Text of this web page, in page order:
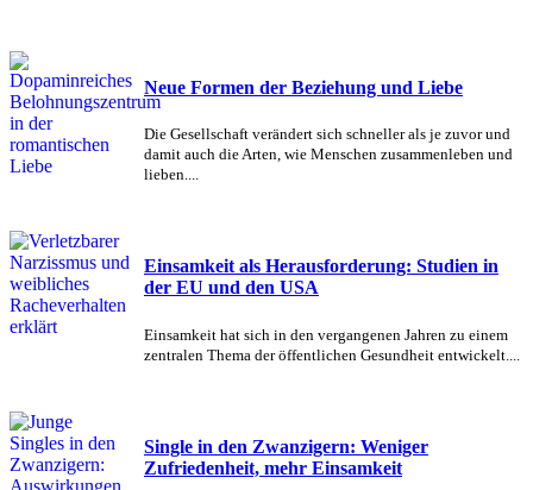
Neue Formen der Beziehung und Liebe
Die Gesellschaft verändert sich schneller als je zuvor und
damit auch die Arten, wie Menschen zusammenleben und
lieben....
Einsamkeit als Herausforderung: Studien in
der EU und den USA
Einsamkeit hat sich in den vergangenen Jahren zu einem
zentralen Thema der öffentlichen Gesundheit entwickelt....
Single in den Zwanzigern: Weniger
Zufriedenheit, mehr Einsamkeit